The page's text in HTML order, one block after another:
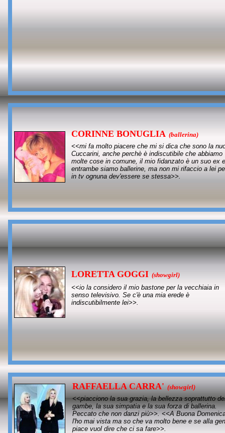
CORINNE BONUGLIA (ballerina)
<<mi fa molto piacere che mi si dica che sono la
Cuccarini, anche perchè è indiscutibile che abbiamo
molte cose in comune, il mio fidanzato è un suo ex
entrambe siamo ballerine, ma non mi rifaccio a lei
in tv ognuna dev'essere se stessa>>.
LORETTA GOGGI (showgirl)
<<io la considero il mio bastone per la vecchiaia in
senso televisivo. Se c'è una mia erede è
indiscutibilmente lei>>.
RAFFAELLA CARRA' (showgirl)
<<piacciono la sua grazia, la bellezza soprattutto
gambe, la sua simpatia e la sua forza di ballerina.
Peccato che non danzi più>>. <<A Buona
l'ho mai vista ma so che va molto bene e se alla
piace vuol dire che ci sa fare>>.